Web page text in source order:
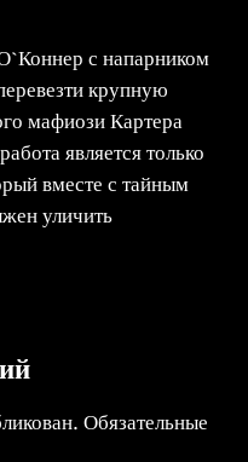
с напарником
крупную
мафиози Картера
является только
вместе с тайным
уличить
Обязательные